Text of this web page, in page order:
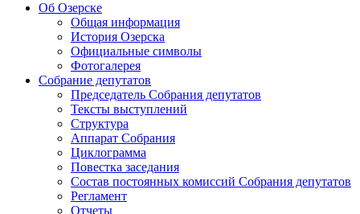
Об Озерске
Общая информация
История Озерска
Официальные символы
Фотогалерея
Собрание депутатов
Председатель Собрания депутатов
Тексты выступлений
Структура
Аппарат Собрания
Циклограмма
Повестка заседания
Состав постоянных комиссий Собрания депутатов
Регламент
Отчеты